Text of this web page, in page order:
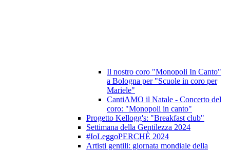
Il nostro coro "Monopoli In Canto"
a Bologna per "Scuole in coro per
Mariele"
CantiAMO il Natale - Concerto del
coro: "Monopoli in canto"
Progetto Kellogg's: "Breakfast club"
Settimana della Gentilezza 2024
#IoLeggoPERCHÈ 2024
Artisti gentili: giornata mondiale della